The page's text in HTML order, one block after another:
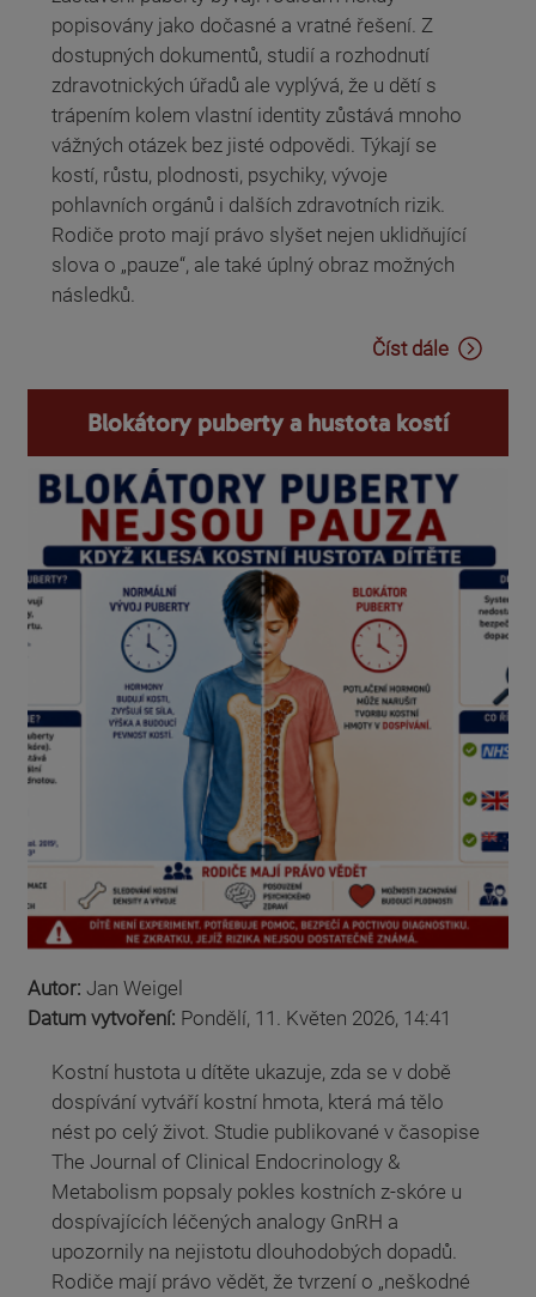
popisovány jako dočasné a vratné řešení. Z
dostupných dokumentů, studií a rozhodnutí
zdravotnických úřadů ale vyplývá, že u dětí s
trápením kolem vlastní identity zůstává mnoho
vážných otázek bez jisté odpovědi. Týkají se
kostí, růstu, plodnosti, psychiky, vývoje
pohlavních orgánů i dalších zdravotních rizik.
Rodiče proto mají právo slyšet nejen uklidňující
slova o „pauze“, ale také úplný obraz možných
následků.
Číst dále
Blokátory puberty a hustota kostí
Autor: Jan Weigel
Datum vytvoření: Pondělí, 11. Květen 2026, 14:41
Kostní hustota u dítěte ukazuje, zda se v době
dospívání vytváří kostní hmota, která má tělo
nést po celý život. Studie publikované v časopise
The Journal of Clinical Endocrinology &
Metabolism popsaly pokles kostních z-skóre u
dospívajících léčených analogy GnRH a
upozornily na nejistotu dlouhodobých dopadů.
Rodiče mají právo vědět, že tvrzení o „neškodné